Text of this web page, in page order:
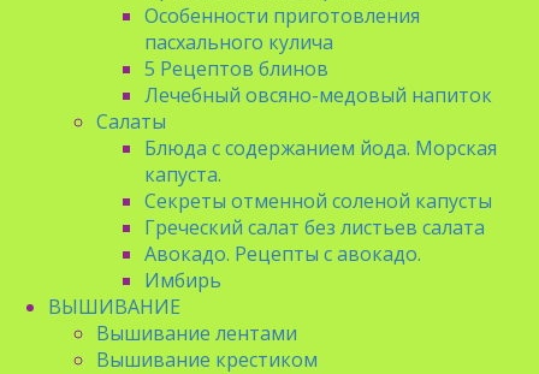
Особенности приготовления
пасхального кулича
5 Рецептов блинов
Лечебный овсяно-медовый напиток
Салаты
Блюда с содержанием йода. Морская
капуста.
Секреты отменной соленой капусты
Греческий салат без листьев салата
Авокадо. Рецепты с авокадо.
Имбирь
ВЫШИВАНИЕ
Вышивание лентами
Вышивание крестиком